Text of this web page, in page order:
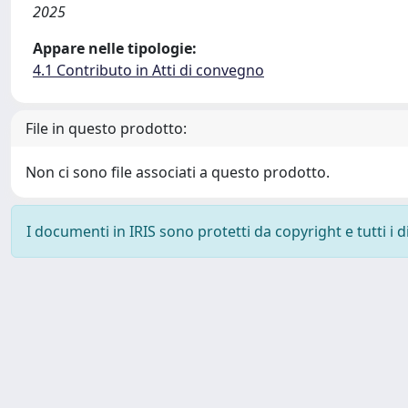
2025
Appare nelle tipologie:
4.1 Contributo in Atti di convegno
File in questo prodotto:
Non ci sono file associati a questo prodotto.
I documenti in IRIS sono protetti da copyright e tutti i